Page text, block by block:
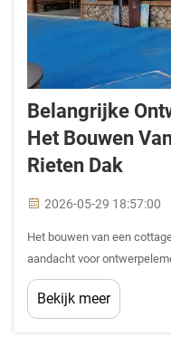
Belangrijke
Het Bouwen
Rieten Dak
2026-05-29 18:57:00
Het bouwen van een
aandacht voor
en tegelijkertijd voldoen
kenmerken van een
Bekijk meer